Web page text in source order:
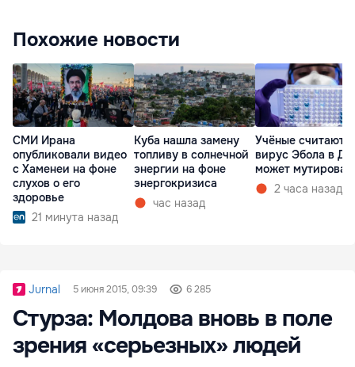
Похожие новости
СМИ Ирана
опубликовали видео
с Хаменеи на фоне
слухов о его
здоровье
21 минута назад
Куба нашла замену
топливу в солнечной
энергии на фоне
энергокризиса
час назад
Учёные считают,
вирус Эбола в
может
2 часа назад
Jurnal 5 июня 2015, 09:39 6 285
Стурза: Молдова вновь в поле
зрения «серьезных» людей